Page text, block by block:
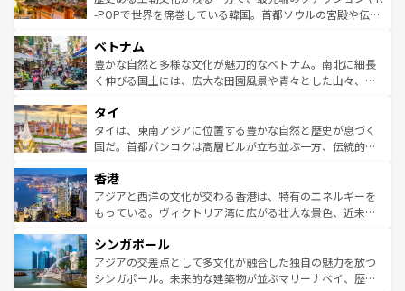
い。オーストラリアの多彩な魅力を存分に味わいつくそ
参照してほしい。
驚きをもたらしてくれる。また、奥深い台湾の食文化も魅
容にもいいと評判のスイーツなど、バラエティ豊かな料理
が味わえる。 なお、新着の台湾情報は コンテンツ一覧を参
照してほしい。
-POPで世界を席巻している韓国。首都ソウルの宮殿や伝統
き、地方に足を延ばせば四季折々の自然美を楽しむことが
できる。そして、キムチや焼肉、絶品のストリートフード
まで、さまざまな韓国料理が待っている。夜には、韓国な
リティに包まれながら、韓国の多彩な魅力を心ゆくまで味
わってみてほしい。 なお、新着の韓国情報はコンテンツ一
覧を参照してほしい。
ベトナム
豊かな自然と多様な文化が魅力的なベトナム。南北に細長
く伸びる国土には、広大な田園風景や青々とした山々、世
急速な発展と共に伝統が息づく。ハノイの古い町並みやホ
ーチミン市のフランス統治時代の建物も、独特の雰囲気を
醸し出している。また、バラエティの豊かさとおいしさで
とつ。フォーやバインミー、ベトナムコーヒーなどは、ぜ
ひ現地で味わいたい。どの地域を訪れてもあたたかい人々
が旅行者を迎えてくれるので、きっと忘れられない旅にな
参照してほしい。
タイ
タイは、東南アジアに位置する豊かな自然と歴史が息づく
国だ。首都バンコクは高層ビルが立ち並ぶ一方、伝統的な
の活気が交差している。北部ではチェンマイなどの山岳地
帯で自然と触れ合い、南部ではプーケットやクラビの美し
いビーチでリゾート気分を楽しむことができる。タイ料理
激する。気候は一年中温暖で、どの季節にも異なる楽しみ
が待っている。親しみやすいタイの人々、仏教を中心とし
た文化、そして多様な観光資源が、訪れる旅人を魅了し続
香港
アジアと西洋の文化が交わる香港は、特有のエネルギーを
もっている。ヴィクトリア湾に広がる壮大な景色、近未来
み、どこを訪れても感動するはず。観光スポットが密集し
ており、効率よく見どころを回れるのも魅力。息をのむよ
うな絶景から文化的な体験まで、香港を存分に楽しみ尽く
シンガポール
アジアの交差点として多文化が融合した独自の魅力を放つ
シンガポール。未来的な建築物が並ぶマリーナベイ、歴史